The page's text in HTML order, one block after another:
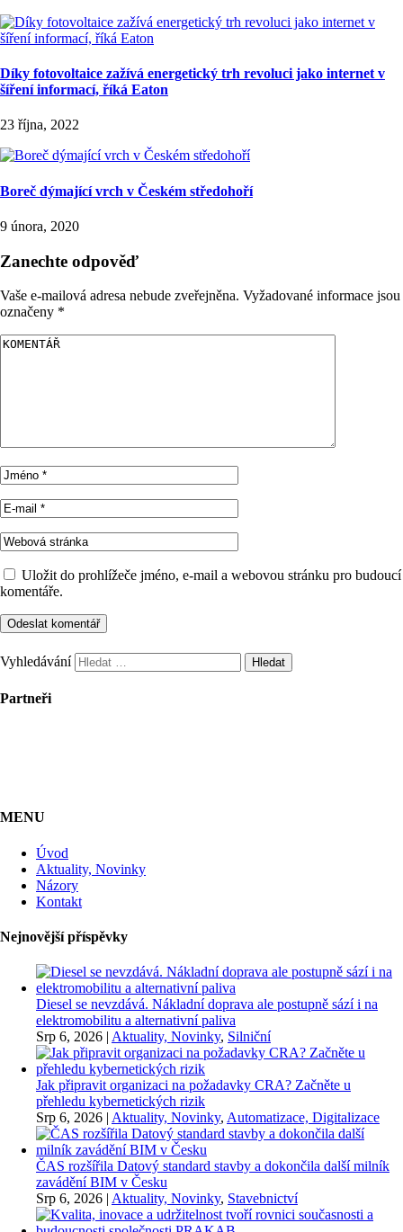
Díky fotovoltaice zažívá energetický trh revoluci jako internet v
šíření informací, říká Eaton
23 října, 2022
Boreč dýmající vrch v Českém středohoří
9 února, 2020
Zanechte odpověď
Vaše e-mailová adresa nebude zveřejněna. Vyžadované informace jsou
označeny *
Uložit do prohlížeče jméno, e-mail a webovou stránku pro budoucí
komentáře.
Vyhledávání
Partneři
MENU
Úvod
Aktuality, Novinky
Názory
Kontakt
Nejnovější příspěvky
Diesel se nevzdává. Nákladní doprava ale postupně sází i na
elektromobilitu a alternativní paliva
Srp 6, 2026 | Aktuality, Novinky, Silniční
Jak připravit organizaci na požadavky CRA? Začněte u
přehledu kybernetických rizik
Srp 6, 2026 | Aktuality, Novinky, Automatizace, Digitalizace
ČAS rozšířila Datový standard stavby a dokončila další milník
zavádění BIM v Česku
Srp 6, 2026 | Aktuality, Novinky, Stavebnictví